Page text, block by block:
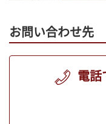
お問い合わせ先
電話